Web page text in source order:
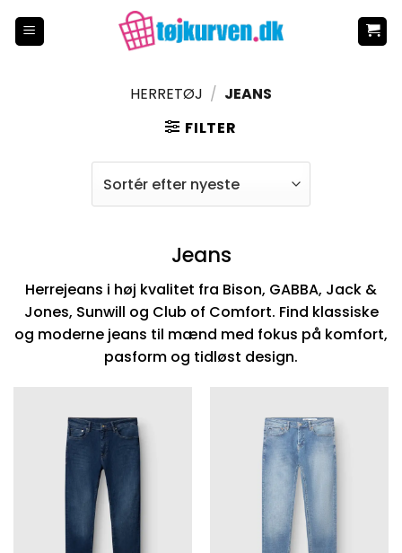
HERRETØJ / JEANS
FILTER
Jeans
Herrejeans i høj kvalitet fra Bison, GABBA, Jack &
Jones, Sunwill og Club of Comfort. Find klassiske
og moderne jeans til mænd med fokus på komfort,
pasform og tidløst design.